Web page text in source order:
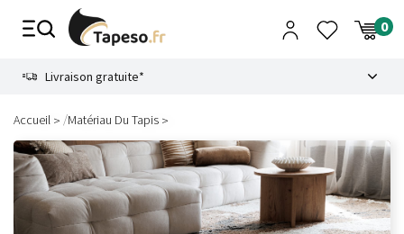
Livraison gratuite*
Accueil /Matériau Du Tapis